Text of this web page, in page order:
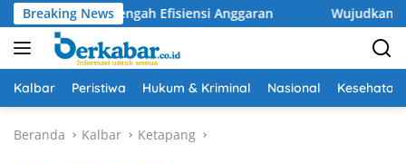
Langsung
ke
konten
Breaking News
di Tengah Efisiensi Anggaran Wujudkan Drainase
Kalbar Peristiwa Hukum & Kriminal Nasional Kesehatan
Beranda Kalbar Ketapang